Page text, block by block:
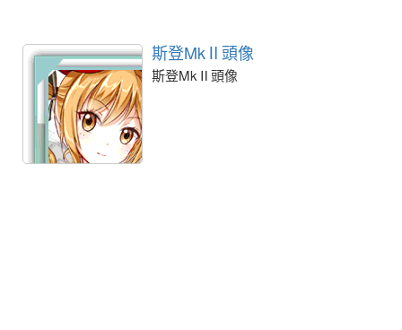
斯登MkⅡ頭像
斯登MkⅡ頭像